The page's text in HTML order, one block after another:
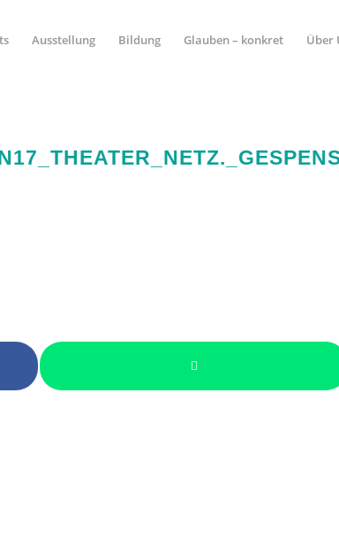
Ausstellung Bildung Glauben – konkret Über